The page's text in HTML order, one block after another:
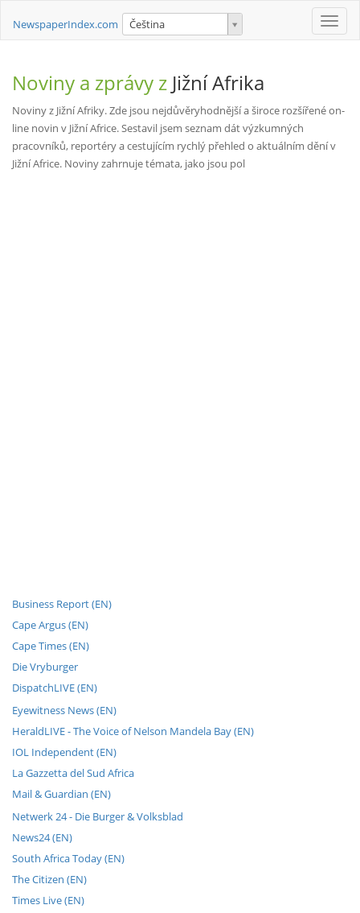
Toggle
NewspaperIndex.com Čeština
Noviny a zprávy z Jižní Afrika
Noviny z Jižní Afriky. Zde jsou nejdůvěryhodnější a široce rozšířené on-
line novin v Jižní Africe. Sestavil jsem seznam dát výzkumných
pracovníků, reportéry a cestujícím rychlý přehled o aktuálním dění v
Jižní Africe. Noviny zahrnuje témata, jako jsou pol
Business Report (EN)
Cape Argus (EN)
Cape Times (EN)
Die Vryburger
DispatchLIVE (EN)
Eyewitness News (EN)
HeraldLIVE - The Voice of Nelson Mandela Bay (EN)
IOL Independent (EN)
La Gazzetta del Sud Africa
Mail & Guardian (EN)
Netwerk 24 - Die Burger & Volksblad
News24 (EN)
South Africa Today (EN)
The Citizen (EN)
Times Live (EN)